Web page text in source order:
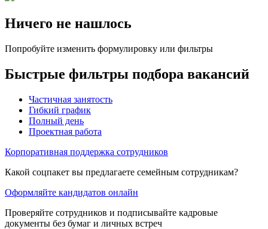
Ничего не нашлось
Попробуйте изменить формулировку или фильтры
Быстрые фильтры подбора вакансий
Частичная занятость
Гибкий график
Полный день
Проектная работа
Корпоративная поддержка сотрудников
Какой соцпакет вы предлагаете семейным сотрудникам?
Оформляйте кандидатов онлайн
Проверяйте сотрудников и подписывайте кадровые
документы без бумаг и личных встреч